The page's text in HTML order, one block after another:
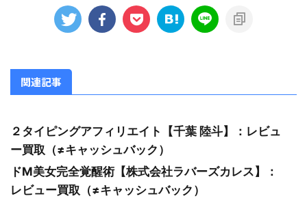
関連記事
２タイピングアフィリエイト【千葉 陸斗】：レビュ
ー買取（≠キャッシュバック）
ドM美女完全覚醒術【株式会社ラバーズカレス】：
レビュー買取（≠キャッシュバック）